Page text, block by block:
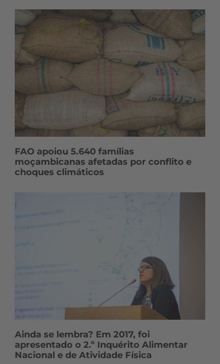
FAO apoiou 5.640 famílias
moçambicanas afetadas por conflito e
choques climáticos
Ainda se lembra? Em 2017, foi
apresentado o 2.º Inquérito Alimentar
Nacional e de Atividade Física